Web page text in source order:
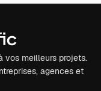
vos meilleurs projets.
agences et